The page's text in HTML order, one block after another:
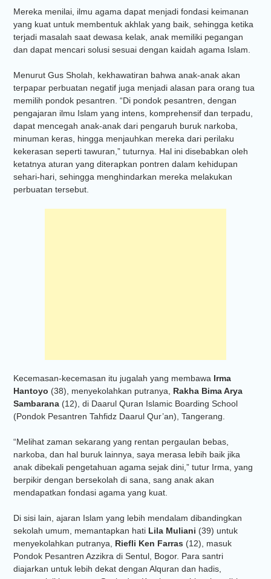
Mereka menilai, ilmu agama dapat menjadi fondasi keimanan
yang kuat untuk membentuk akhlak yang baik, sehingga ketika
terjadi masalah saat dewasa kelak, anak memiliki pegangan
dan dapat mencari solusi sesuai dengan kaidah agama Islam.
Menurut Gus Sholah, kekhawatiran bahwa anak-anak akan
terpapar perbuatan negatif juga menjadi alasan para orang tua
memilih pondok pesantren. “Di pondok pesantren, dengan
pengajaran ilmu Islam yang intens, komprehensif dan terpadu,
dapat mencegah anak-anak dari pengaruh buruk narkoba,
minuman keras, hingga menjauhkan mereka dari perilaku
kekerasan seperti tawuran,” tuturnya. Hal ini disebabkan oleh
ketatnya aturan yang diterapkan pontren dalam kehidupan
sehari-hari, sehingga menghindarkan mereka melakukan
perbuatan tersebut.
Kecemasan-kecemasan itu jugalah yang membawa Irma
Hantoyo (38), menyekolahkan putranya, Rakha Bima Arya
Sambarana (12), di Daarul Quran Islamic Boarding School
(Pondok Pesantren Tahfidz Daarul Qur’an), Tangerang.
“Melihat zaman sekarang yang rentan pergaulan bebas,
narkoba, dan hal buruk lainnya, saya merasa lebih baik jika
anak dibekali pengetahuan agama sejak dini,” tutur Irma, yang
berpikir dengan bersekolah di sana, sang anak akan
mendapatkan fondasi agama yang kuat.
Di sisi lain, ajaran Islam yang lebih mendalam dibandingkan
sekolah umum, memantapkan hati Lila Muliani (39) untuk
menyekolahkan putranya, Riefli Ken Farras (12), masuk
Pondok Pesantren Azzikra di Sentul, Bogor. Para santri
diajarkan untuk lebih dekat dengan Alquran dan hadis,